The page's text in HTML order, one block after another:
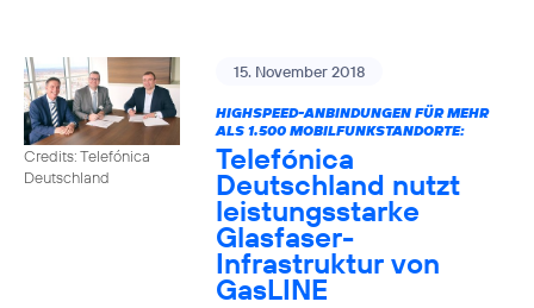
Credits: Telefónica
Deutschland
15. November 2018
HIGHSPEED-ANBINDUNGEN FÜR MEHR
ALS 1.500 MOBILFUNKSTANDORTE:
Telefónica
Deutschland nutzt
leistungsstarke
Glasfaser-
Infrastruktur von
GasLINE